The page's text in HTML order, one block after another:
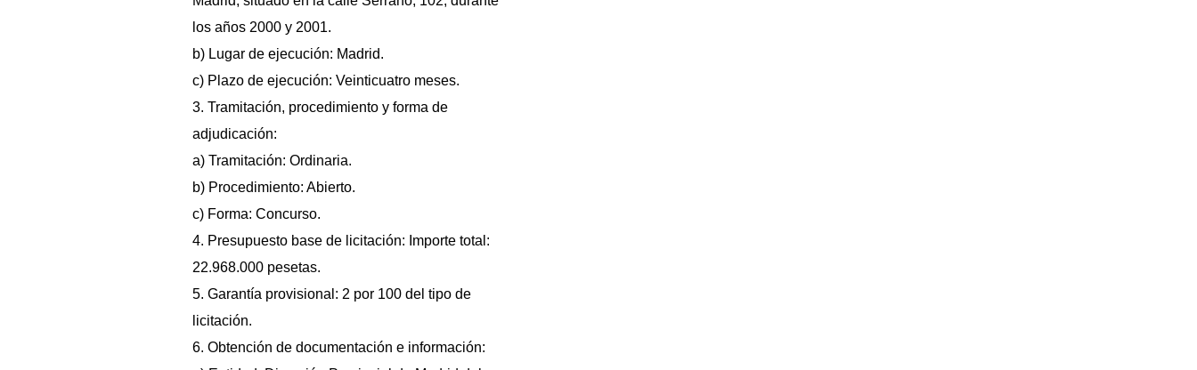
los años 2000 y 2001.
b) Lugar de ejecución: Madrid.
c) Plazo de ejecución: Veinticuatro meses.
3. Tramitación, procedimiento y forma de
adjudicación:
a) Tramitación: Ordinaria.
b) Procedimiento: Abierto.
c) Forma: Concurso.
4. Presupuesto base de licitación: Importe total:
22.968.000 pesetas.
5. Garantía provisional: 2 por 100 del tipo de
licitación.
6. Obtención de documentación e información: